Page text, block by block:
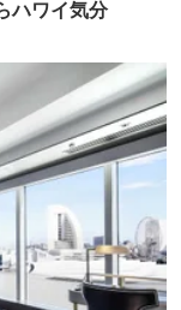
ハワイ気分